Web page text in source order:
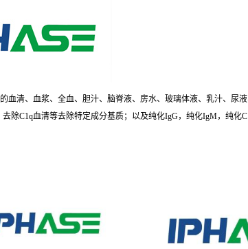
血清、血浆、全血、胆汁、脑脊液、房水、玻璃体液、乳汁、尿
C1q血清等去除特定成分基质；以及纯化IgG，纯化IgM，纯化